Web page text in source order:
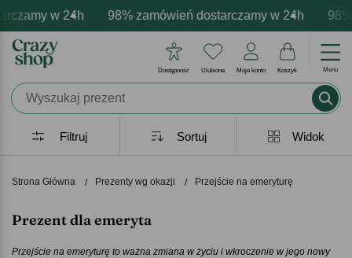
w 24h 98% zamówień dostarczamy w 24h 98%
produktów Profesjonalna i darmowa
- zawsze udane prezenty Prezentujemy
Dostępność Ulubione Moje konto Koszyk Menu
Strona Główna Prezenty wg okazji Przejście na emeryturę
Prezent dla emeryta
Przejście na emeryturę to ważna zmiana w życiu i wkroczenie w jego nowy
Filtruj Widok
Sortuj